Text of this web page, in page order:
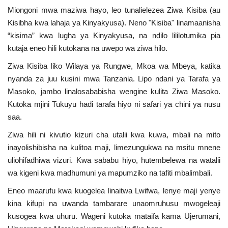
Urithi wa Nasser
Habari
Harakati ya Nasser kwa Vijana
Kanuni na Masharti ya Udhamini wa
Nasser
Udhamini wa Nasser
Nyaraka na Marejeleo
Waanzilishi
Raia wa ulimwengu mzima
Miongoni mwa maziwa hayo, leo tunalielezea Ziwa Kisiba (au
Kisibha kwa lahaja ya Kinyakyusa). Neno "Kisiba" linamaanisha
“kisima” kwa lugha ya Kinyakyusa, na ndilo lililotumika pia
kutaja eneo hili kutokana na uwepo wa ziwa hilo.
Ziwa Kisiba liko Wilaya ya Rungwe, Mkoa wa Mbeya, katika
nyanda za juu kusini mwa Tanzania. Lipo ndani ya Tarafa ya
Masoko, jambo linalosababisha wengine kulita Ziwa Masoko.
Kutoka mjini Tukuyu hadi tarafa hiyo ni safari ya chini ya nusu
saa.
Ziwa hili ni kivutio kizuri cha utalii kwa kuwa, mbali na mito
inayolishibisha na kulitoa maji, limezungukwa na msitu mnene
uliohifadhiwa vizuri. Kwa sababu hiyo, hutembelewa na watalii
wa kigeni kwa madhumuni ya mapumziko na tafiti mbalimbali.
Eneo maarufu kwa kuogelea linaitwa Lwifwa, lenye maji yenye
kina kifupi na uwanda tambarare unaomruhusu mwogeleaji
kusogea kwa uhuru. Wageni kutoka mataifa kama Ujerumani,